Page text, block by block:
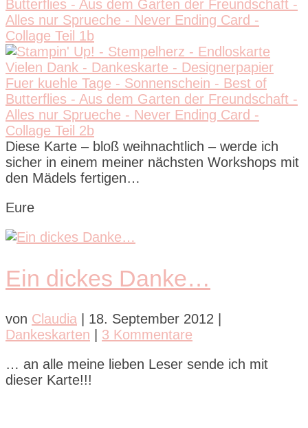
Diese Karte – bloß weihnachtlich – werde ich
sicher in einem meiner nächsten Workshops mit
den Mädels fertigen…
Eure
Ein dickes Danke…
von Claudia 18. September 2012
Dankeskarten
3 Kommentare
… an alle meine lieben Leser sende ich mit
dieser Karte!!!